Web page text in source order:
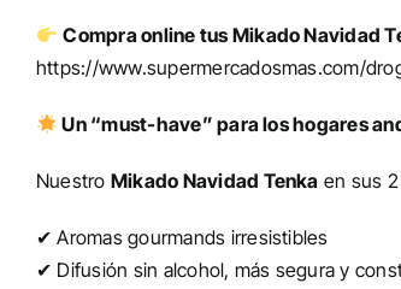
Compra online tus Mikado Navidad
https://www.supermercadosmas.com/
Un “must-have” para los hogares
Nuestro Mikado Navidad Tenka en sus
✔ Aromas gourmands irresistibles
✔ Difusión sin alcohol, más segura y